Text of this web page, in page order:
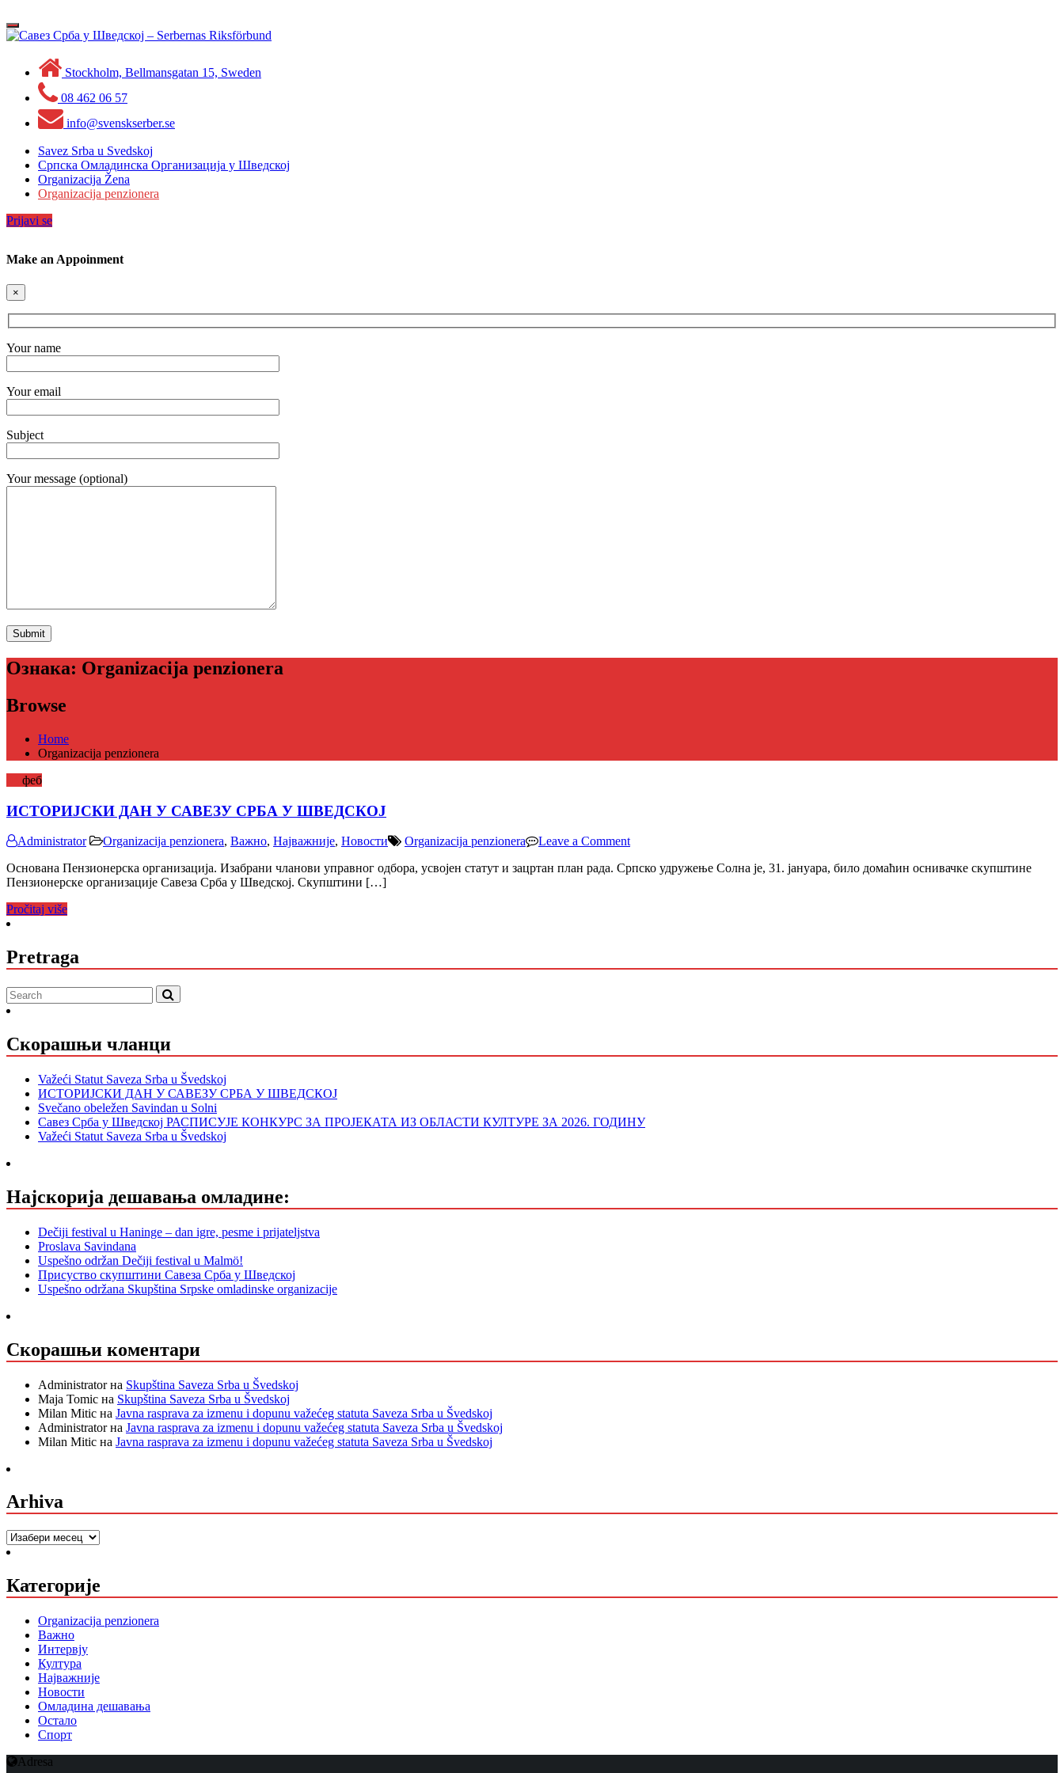
to
content
Toggle
navigation
Stockholm, Bellmansgatan 15, Sweden
08 462 06 57
info@svenskserber.se
Savez Srba u Svedskoj
Српска Омладинска Организација у Шведској
Organizacija Žena
Organizacija penzionera
Prijavi se
Make an Appoinment
×
Your name
Your email
Subject
Your message (optional)
Ознака: Organizacija penzionera
Browse
Home
Organizacija penzionera
феб
ИСТОРИЈСКИ ДАН У САВЕЗУ СРБА У ШВЕДСКОЈ
Administrator Organizacija penzionera, Важно, Најважније, Новости Organizacija penzionera Leave a Commenton
ДАН
Основана Пензионерска организација. Изабрани чланови управног одбора, усвојен статут и зацртан план рада. Српско удружење Солна је, 31. јануара, било домаћин оснивачке скупштине
Пензионерске организације Савеза Срба у Шведској. Скупштини […]
Pročitaj više
Pretraga
Скорашњи чланци
Važeći Statut Saveza Srba u Švedskoj
ИСТОРИЈСКИ ДАН У САВЕЗУ СРБА У ШВЕДСКОЈ
Svečano obeležen Savindan u Solni
Савез Срба у Шведској РАСПИСУЈЕ КОНКУРС ЗА ПРОЈЕКАТА ИЗ ОБЛАСТИ КУЛТУРЕ ЗА 2026. ГОДИНУ
Važeći Statut Saveza Srba u Švedskoj
Најскорија дешавања омладине:
Dečiji festival u Haninge – dan igre, pesme i prijateljstva
Proslava Savindana
Uspešno održan Dečiji festival u Malmö!
Присуство скупштини Савеза Срба у Шведској
Uspešno održana Skupština Srpske omladinske organizacije
Скорашњи коментари
Administratorна Skupština Saveza Srba u Švedskoj
Maja Tomic на Skupština Saveza Srba u Švedskoj
Milan Mitic на Javna rasprava za izmenu i dopunu važećeg statuta Saveza Srba u Švedskoj
Administratorна Javna rasprava za izmenu i dopunu važećeg statuta Saveza Srba u Švedskoj
Milan Mitic на Javna rasprava za izmenu i dopunu važećeg statuta Saveza Srba u Švedskoj
Arhiva
Arhiva
Категорије
Organizacija penzionera
Важно
Интервју
Култура
Најважније
Новости
Омладина дешавања
Остало
Спорт
Adresa